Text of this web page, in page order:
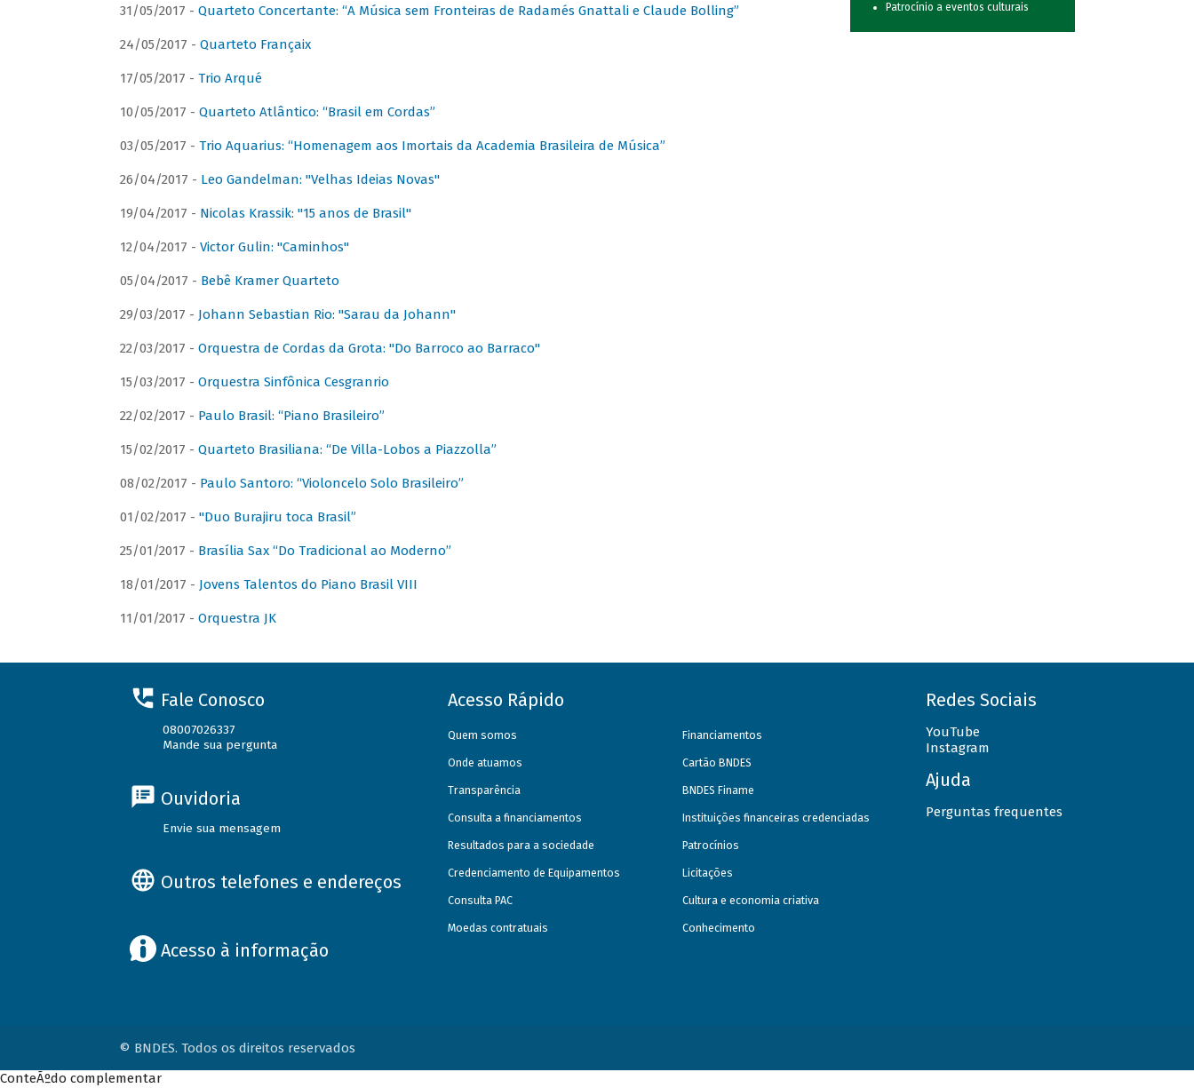
31/05/2017 - Quarteto Concertante: “A Música sem Fronteiras de Radamés Gnattali e Claude Bolling”
24/05/2017 - Quarteto Françaix
17/05/2017 - Trio Arqué
10/05/2017 - Quarteto Atlântico: “Brasil em Cordas”
03/05/2017 - Trio Aquarius: “Homenagem aos Imortais da Academia Brasileira de Música”
26/04/2017 - Leo Gandelman: "Velhas Ideias Novas"
19/04/2017 - Nicolas Krassik: "15 anos de Brasil"
12/04/2017 - Victor Gulin: "Caminhos"
05/04/2017 - Bebê Kramer Quarteto
29/03/2017 - Johann Sebastian Rio: "Sarau da Johann"
22/03/2017 - Orquestra de Cordas da Grota: "Do Barroco ao Barraco"
15/03/2017 - Orquestra Sinfônica Cesgranrio
22/02/2017 - Paulo Brasil: “Piano Brasileiro”
15/02/2017 - Quarteto Brasiliana: “De Villa-Lobos a Piazzolla”
08/02/2017 - Paulo Santoro: “Violoncelo Solo Brasileiro”
01/02/2017 - "Duo Burajiru toca Brasil”
25/01/2017 - Brasília Sax “Do Tradicional ao Moderno”
18/01/2017 - Jovens Talentos do Piano Brasil VIII
11/01/2017 - Orquestra JK
Patrocínio a eventos culturais
Fale Conosco
08007026337
Mande sua pergunta
Ouvidoria
Envie sua mensagem
Outros telefones e endereços
Acesso à informação
Acesso Rápido
Quem somos
Onde atuamos
Transparência
Consulta a financiamentos
Resultados para a sociedade
Credenciamento de Equipamentos
Consulta PAC
Moedas contratuais
Financiamentos
Cartão BNDES
BNDES Finame
Instituições financeiras credenciadas
Patrocínios
Licitações
Cultura e economia criativa
Conhecimento
Redes Sociais
YouTube
Instagram
Ajuda
Perguntas frequentes
© BNDES. Todos os direitos reservados
ConteÃºdo complementar